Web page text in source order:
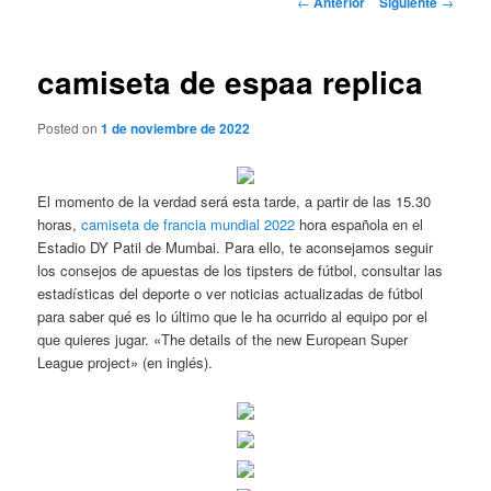
camiseta de espaa replica
Posted on1 de noviembre de 2022
El momento de la verdad será esta tarde, a partir de las 15.30
horas,camiseta de francia mundial 2022 hora española en el
Estadio DY Patil de Mumbai. Para ello, te aconsejamos seguir
los consejos de apuestas de los tipsters de fútbol, consultar las
estadísticas del deporte o ver noticias actualizadas de fútbol
para saber qué es lo último que le ha ocurrido al equipo por el
que quieres jugar. «The details of the new European Super
League project» (en inglés).